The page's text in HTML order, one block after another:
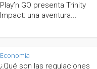
Play’n GO presenta Trinity
Impact: una aventura...
Economía
¿Qué son las regulaciones